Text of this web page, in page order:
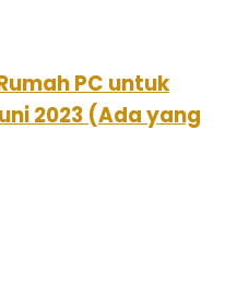
PC untuk
2023 (Ada yang